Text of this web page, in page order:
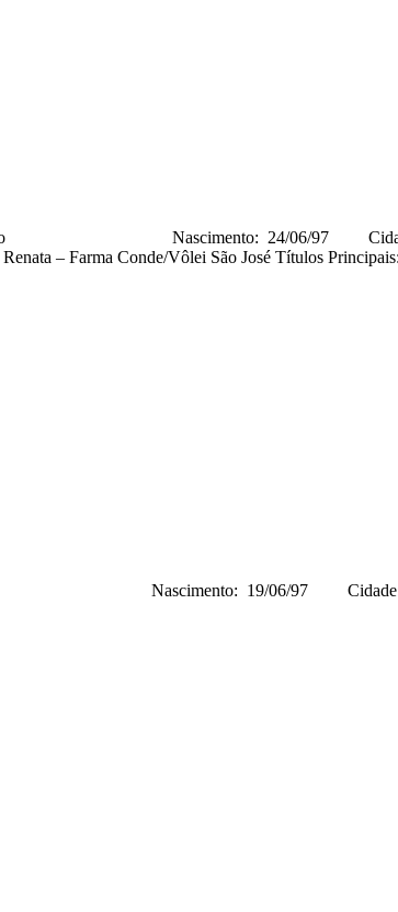
Nascimento: 24/06/97 Cidade:
Renata – Farma Conde/Vôlei São José Títulos
Fonseca Nascimento: 19/06/